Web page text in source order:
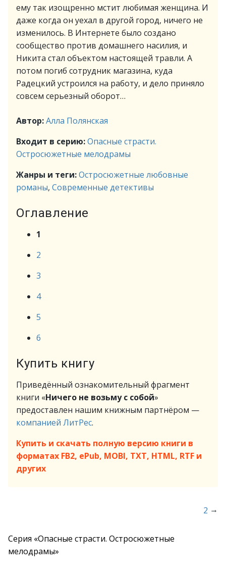
ему так изощренно мстит любимая женщина. И
даже когда он уехал в другой город, ничего не
изменилось. В Интернете было создано
сообщество против домашнего насилия, и
Никита стал объектом настоящей травли. А
потом погиб сотрудник магазина, куда
Радецкий устроился на работу, и дело приняло
совсем серьезный оборот…
Автор:Алла Полянская
Входит в серию:Опасные страсти.
Остросюжетные мелодрамы
Жанры и теги:Остросюжетные любовные
романы, Современные детективы
Оглавление
1
2
3
4
5
6
Купить книгу
Приведённый ознакомительный фрагмент
книги «Ничего не возьму с собой»
предоставлен нашим книжным партнёром —
компанией ЛитРес.
Купить и скачать полную версию книги в
форматах FB2, ePub, MOBI, TXT, HTML, RTF и
других
2 →
Серия «Опасные страсти. Остросюжетные
мелодрамы»